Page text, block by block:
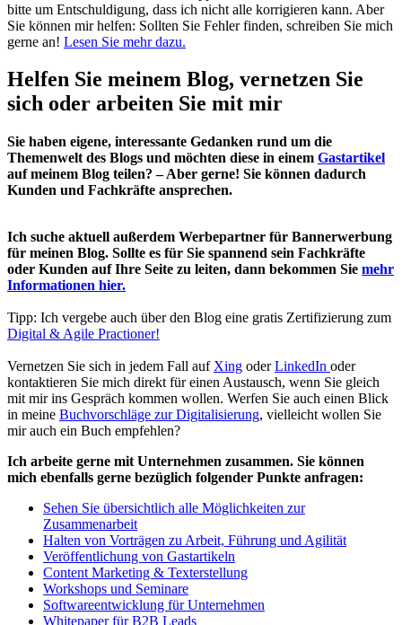
bitte um Entschuldigung, dass ich nicht alle korrigieren kann. Aber
Sie können mir helfen: Sollten Sie Fehler finden, schreiben Sie mich
gerne an! Lesen Sie mehr dazu.
Helfen Sie meinem Blog, vernetzen Sie
sich oder arbeiten Sie mit mir
Sie haben eigene, interessante Gedanken rund um die
Themenwelt des Blogs und möchten diese in einem Gastartikel
auf meinem Blog teilen? – Aber gerne! Sie können dadurch
Kunden und Fachkräfte ansprechen.
Ich suche aktuell außerdem Werbepartner für Bannerwerbung
für meinen Blog. Sollte es für Sie spannend sein Fachkräfte
oder Kunden auf Ihre Seite zu leiten, dann bekommen Sie mehr
Informationen hier.
Tipp: Ich vergebe auch über den Blog eine gratis Zertifizierung zum
Digital & Agile Practioner!
Vernetzen Sie sich in jedem Fall auf Xing oderLinkedIn oder
kontaktieren Sie mich direkt für einen Austausch, wenn Sie gleich
mit mir ins Gespräch kommen wollen. Werfen Sie auch einen Blick
in meine Buchvorschläge zur Digitalisierung, vielleicht wollen Sie
mir auch ein Buch empfehlen?
Ich arbeite gerne mit Unternehmen zusammen. Sie können
mich ebenfalls gerne bezüglich folgender Punkte anfragen:
Sehen Sie übersichtlich alle Möglichkeiten zur
Zusammenarbeit
Halten von Vorträgen zu Arbeit, Führung und Agilität
Veröffentlichung von Gastartikeln
Content Marketing & Texterstellung
Workshops und Seminare
Softwareentwicklung für Unternehmen
Whitepaper für B2B Leads